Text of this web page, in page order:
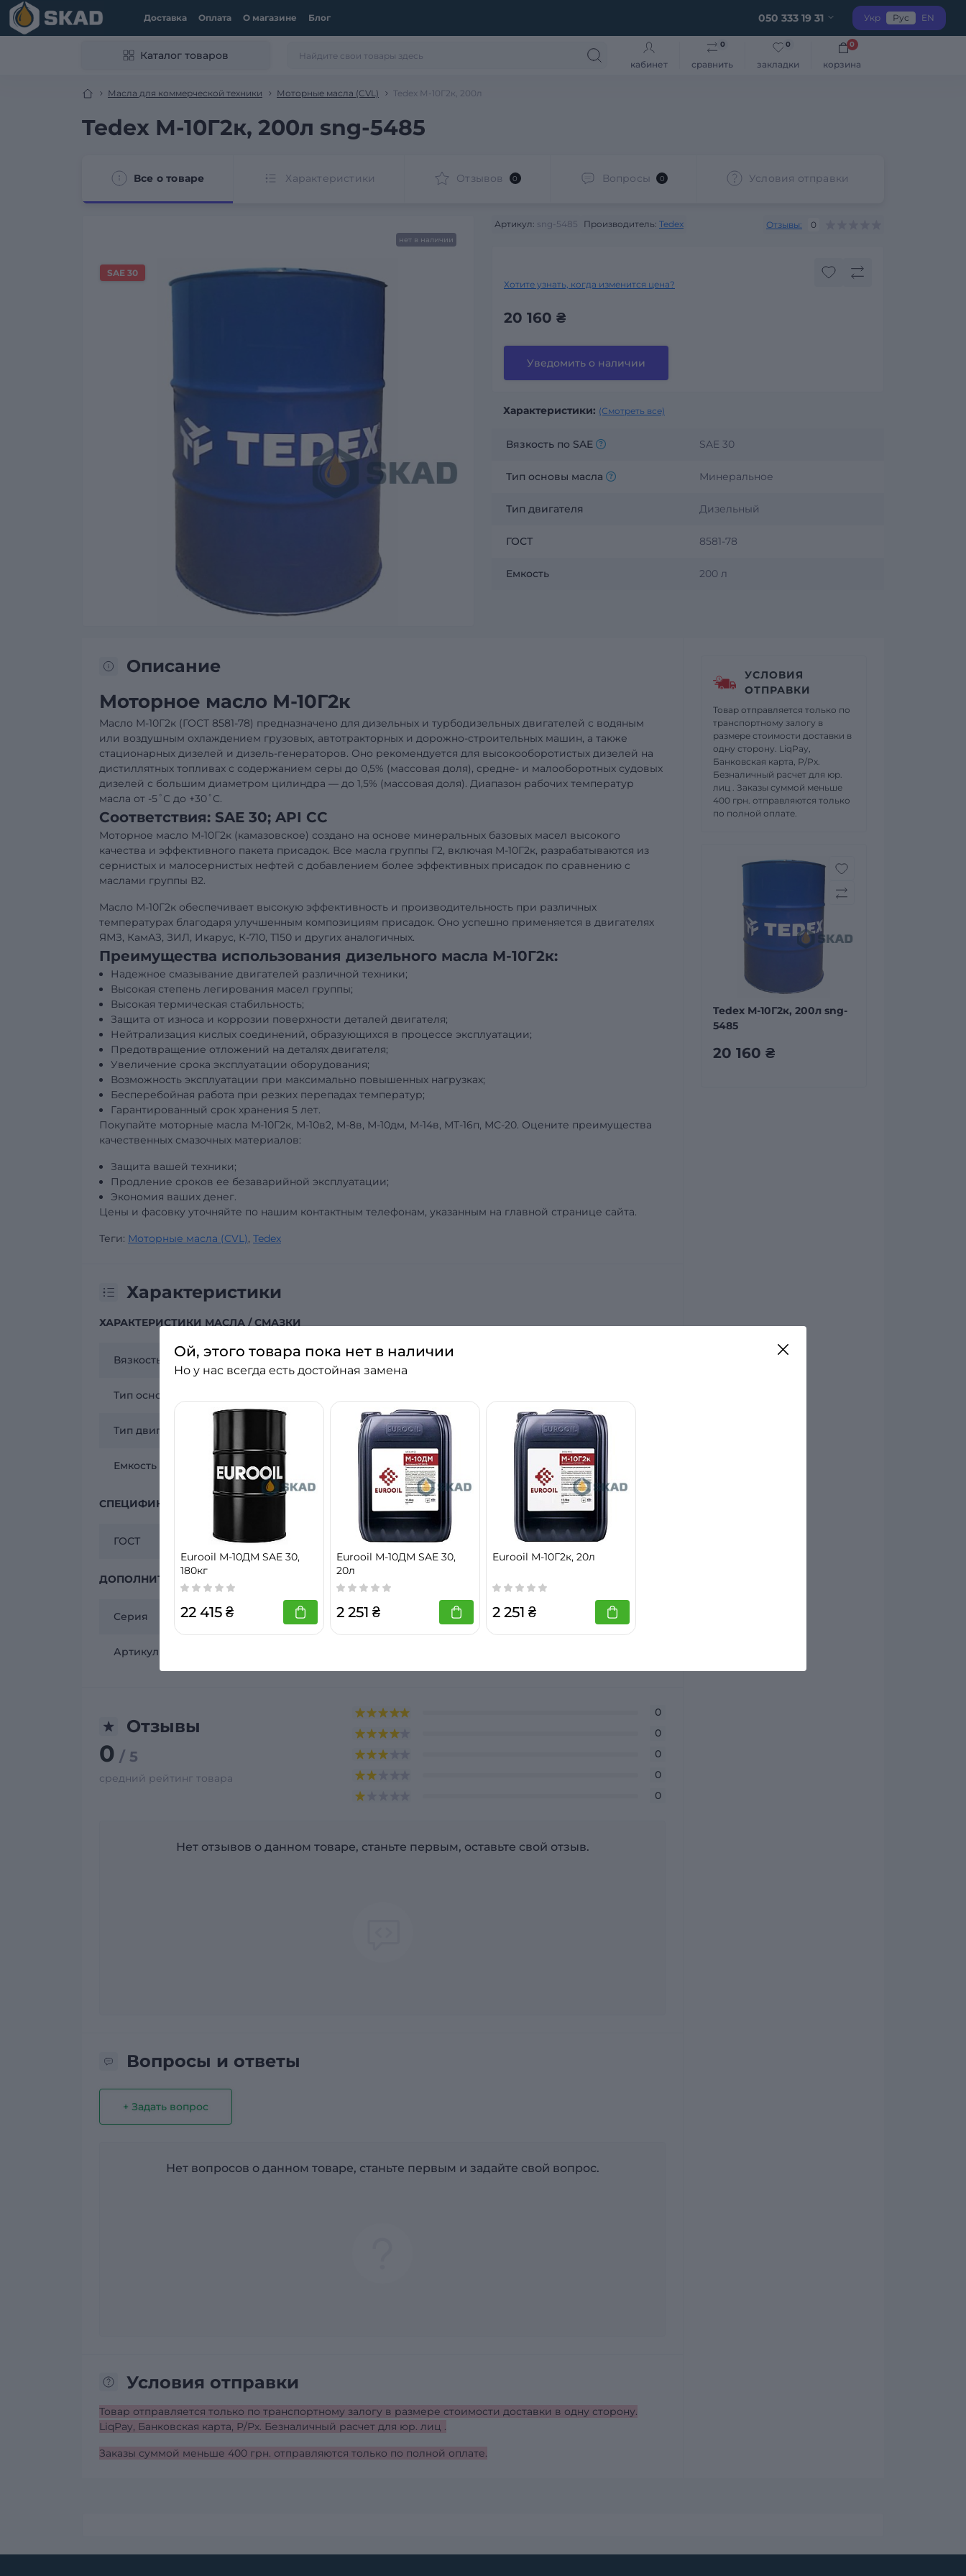
Доставка Оплата О магазине Блог 050 333 19 31 Укр Рус EN
Каталог товаров
кабинет сравнить
0
закладки
0
корзина
0
Масла для коммерческой техники Моторные масла (CVL) Tedex М-10Г2к, 200л
Tedex М-10Г2к, 200л sng-5485
Все о товаре Характеристики Отзывов 0 Вопросы 0 Условия отправки
нет в наличии
SAE 30
Артикул: sng-5485 Производитель: Tedex Отзывы: 0
Хотите узнать, когда изменится цена?
20 160 ₴
Уведомить о наличии
Характеристики: (Смотреть все)
Вязкость по SAE SAE 30
Тип основы масла Минеральное
Тип двигателя Дизельный
ГОСТ 8581-78
Емкость 200 л
Описание
Моторное масло М-10Г2к
Масло М-10Г2к (ГОСТ 8581-78) предназначено для дизельных и турбодизельных двигателей с водяным
или воздушным охлаждением грузовых, автотракторных и дорожно-строительных машин, а также
стационарных дизелей и дизель-генераторов. Оно рекомендуется для высокооборотистых дизелей на
дистиллятных топливах с содержанием серы до 0,5% (массовая доля), средне- и малооборотных судовых
дизелей с большим диаметром цилиндра — до 1,5% (массовая доля). Диапазон рабочих температур
масла от -5˚С до +30˚С.
Соответствия: SAE 30; API CC
Моторное масло М-10Г2к (камазовское) создано на основе минеральных базовых масел высокого
качества и эффективного пакета присадок. Все масла группы Г2, включая М-10Г2к, разрабатываются из
сернистых и малосернистых нефтей с добавлением более эффективных присадок по сравнению с
маслами группы В2.
Масло М-10Г2к обеспечивает высокую эффективность и производительность при различных
температурах благодаря улучшенным композициям присадок. Оно успешно применяется в двигателях
ЯМЗ, КамАЗ, ЗИЛ, Икарус, К-710, Т150 и других аналогичных.
Преимущества использования дизельного масла М-10Г2к:
Надежное смазывание двигателей различной техники;
Высокая степень легирования масел группы;
Высокая термическая стабильность;
Защита от износа и коррозии поверхности деталей двигателя;
Нейтрализация кислых соединений, образующихся в процессе эксплуатации;
Предотвращение отложений на деталях двигателя;
Увеличение срока эксплуатации оборудования;
Возможность эксплуатации при максимально повышенных нагрузках;
Бесперебойная работа при резких перепадах температур;
Гарантированный срок хранения 5 лет.
Покупайте моторные масла М-10Г2к, М-10в2, М-8в, М-10дм, М-14в, МТ-16п, МС-20. Оцените преимущества
качественных смазочных материалов:
Защита вашей техники;
Продление сроков ее безаварийной эксплуатации;
Экономия ваших денег.
Цены и фасовку уточняйте по нашим контактным телефонам, указанным на главной странице сайта.
Теги: Моторные масла (CVL), Tedex
Характеристики
ХАРАКТЕРИСТИКИ МАСЛА / СМАЗКИ
Вязкость по SAE SAE 30
Тип основы масла
Тип двигателя Дизельный
Емкость 200 л
СПЕЦИФИКАЦИИ МАСЛА / СМАЗКИ
ГОСТ 8581-78
ДОПОЛНИТЕЛЬНАЯ ИНФОРМАЦИЯ
Серия Tedex М-10Г2к
Артикул
Отзывы
0 / 5
средний рейтинг товара
0
0
0
0
0
Нет отзывов о данном товаре, станьте первым, оставьте свой отзыв.
Вопросы и ответы
+ Задать вопрос
Нет вопросов о данном товаре, станьте первым и задайте свой вопрос.
Условия отправки
Товар отправляется только по транспортному залогу в размере стоимости доставки в одну сторону.
LiqPay, Банковская карта, Р/Рх. Безналичный расчет для юр. лиц .
Заказы суммой меньше 400 грн. отправляются только по полной оплате.
УСЛОВИЯ
ОТПРАВКИ
Товар отправляется только по
транспортному залогу в
размере стоимости доставки в
одну сторону. LiqPay,
Банковская карта, Р/Рх.
Безналичный расчет для юр.
лиц . Заказы суммой меньше
400 грн. отправляются только
по полной оплате.
Tedex М-10Г2к, 200л sng-
5485
20 160 ₴
Ой, этого товара пока нет в наличии
Но у нас всегда есть достойная замена
Eurooil М-10ДМ SAE 30,
180кг
22 415 ₴
Eurooil М-10ДМ SAE 30,
20л
2 251 ₴
Eurooil М-10Г2к, 20л
2 251 ₴